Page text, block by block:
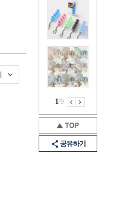
1/9
공유하기